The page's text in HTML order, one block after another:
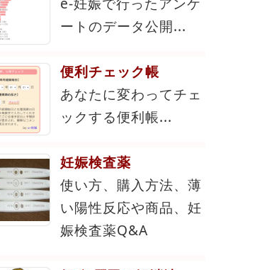
ートのデータ公開...
便利チェック帳
あなたに変わってチェ
ックする便利帳...
妊娠検査薬
使い方、購入方法、薄
い陽性反応や商品、妊
娠検査薬Q&A